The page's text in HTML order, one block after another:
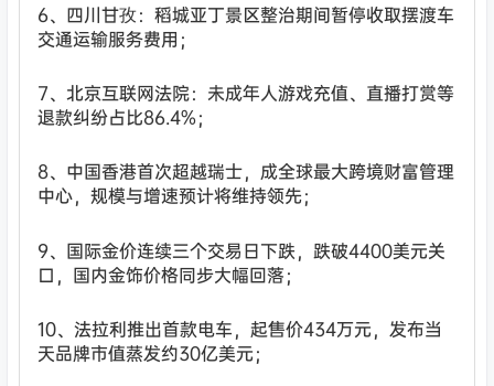
6、四川甘孜：稻城亚丁景区整治期间暂停收取摆渡车
交通运输服务费用；
7、北京互联网法院：未成年人游戏充值、直播打赏等
退款纠纷占比86.4%；
8、中国香港首次超越瑞士，成全球最大跨境财富管理
中心，规模与增速预计将维持领先；
9、国际金价连续三个交易日下跌，跌破4400美元关
口，国内金饰价格同步大幅回落；
10、法拉利推出首款电车，起售价434万元，发布当
天品牌市值蒸发约30亿美元；